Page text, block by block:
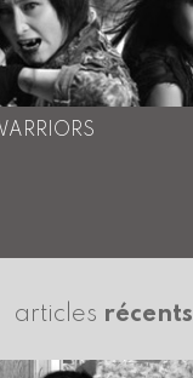
articles récents